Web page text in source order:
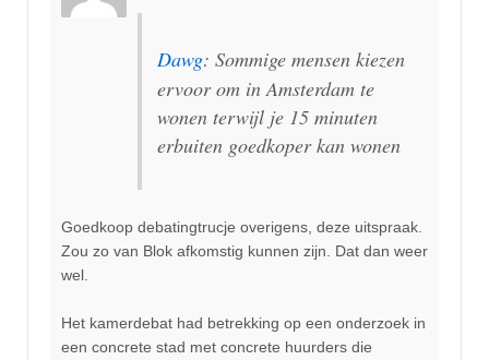
Dawg: Sommige mensen kiezen
ervoor om in Amsterdam te
wonen terwijl je 15 minuten
erbuiten goedkoper kan wonen
Goedkoop debatingtrucje overigens, deze uitspraak.
Zou zo van Blok afkomstig kunnen zijn. Dat dan weer
wel.
Het kamerdebat had betrekking op een onderzoek in
een concrete stad met concrete huurders die